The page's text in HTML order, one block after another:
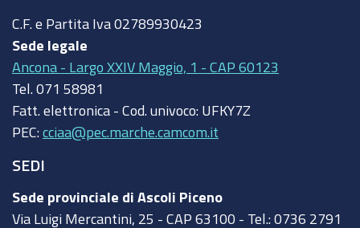
C.F. e Partita Iva 02789930423
Sede legale
Ancona - Largo XXIV Maggio, 1 - CAP 60123
Tel. 071 58981
Fatt. elettronica - Cod. univoco: UFKY7Z
PEC: cciaa@pec.marche.camcom.it
SEDI
Sede provinciale di Ascoli Piceno
Via Luigi Mercantini, 25 - CAP 63100 - Tel.: 0736 2791